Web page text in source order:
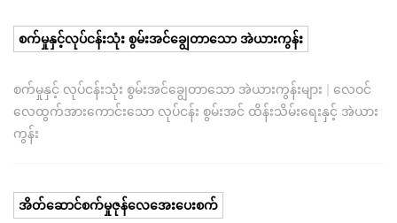
စက်မှုနှင့်လုပ်ငန်းသုံး စွမ်းအင်ချွေတာသော အဲယားကွန်း
စက်မှုနှင့် လုပ်ငန်းသုံး စွမ်းအင်ချွေတာသော အဲယားကွန်းများ | လေဝင်
လေထွက်အားကောင်းသော လုပ်ငန်း စွမ်းအင် ထိန်းသိမ်းရေးနှင့် အဲယား
ကွန်း
အိတ်ဆောင်စက်မှုဇုန်လေအေးပေးစက်